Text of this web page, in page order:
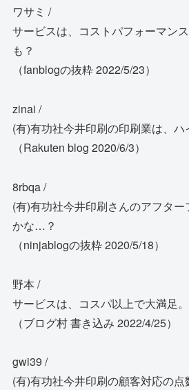
ワサミ /
サービスは、コストパフォーマン
も？
（fanblogの抜粋 2022/5/23）
zinai /
(有)有功社今井印刷の印刷業は、ハ
（Rakuten blog 2020/6/3）
8rbqa /
(有)有功社今井印刷さんのアフ
かな…？
（ninjablogの抜粋 2020/5/18）
野本 /
サービスは、コスパ以上で大満足。
（ブログ村 書き込み 2022/4/25）
gwi39 /
(有)有功社今井印刷の顧客対応の